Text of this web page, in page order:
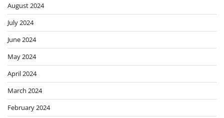
August 2024
July 2024
June 2024
May 2024
April 2024
March 2024
February 2024